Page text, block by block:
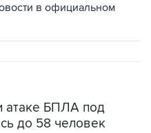
в официальном
атаке БПЛА под
до 58 человек